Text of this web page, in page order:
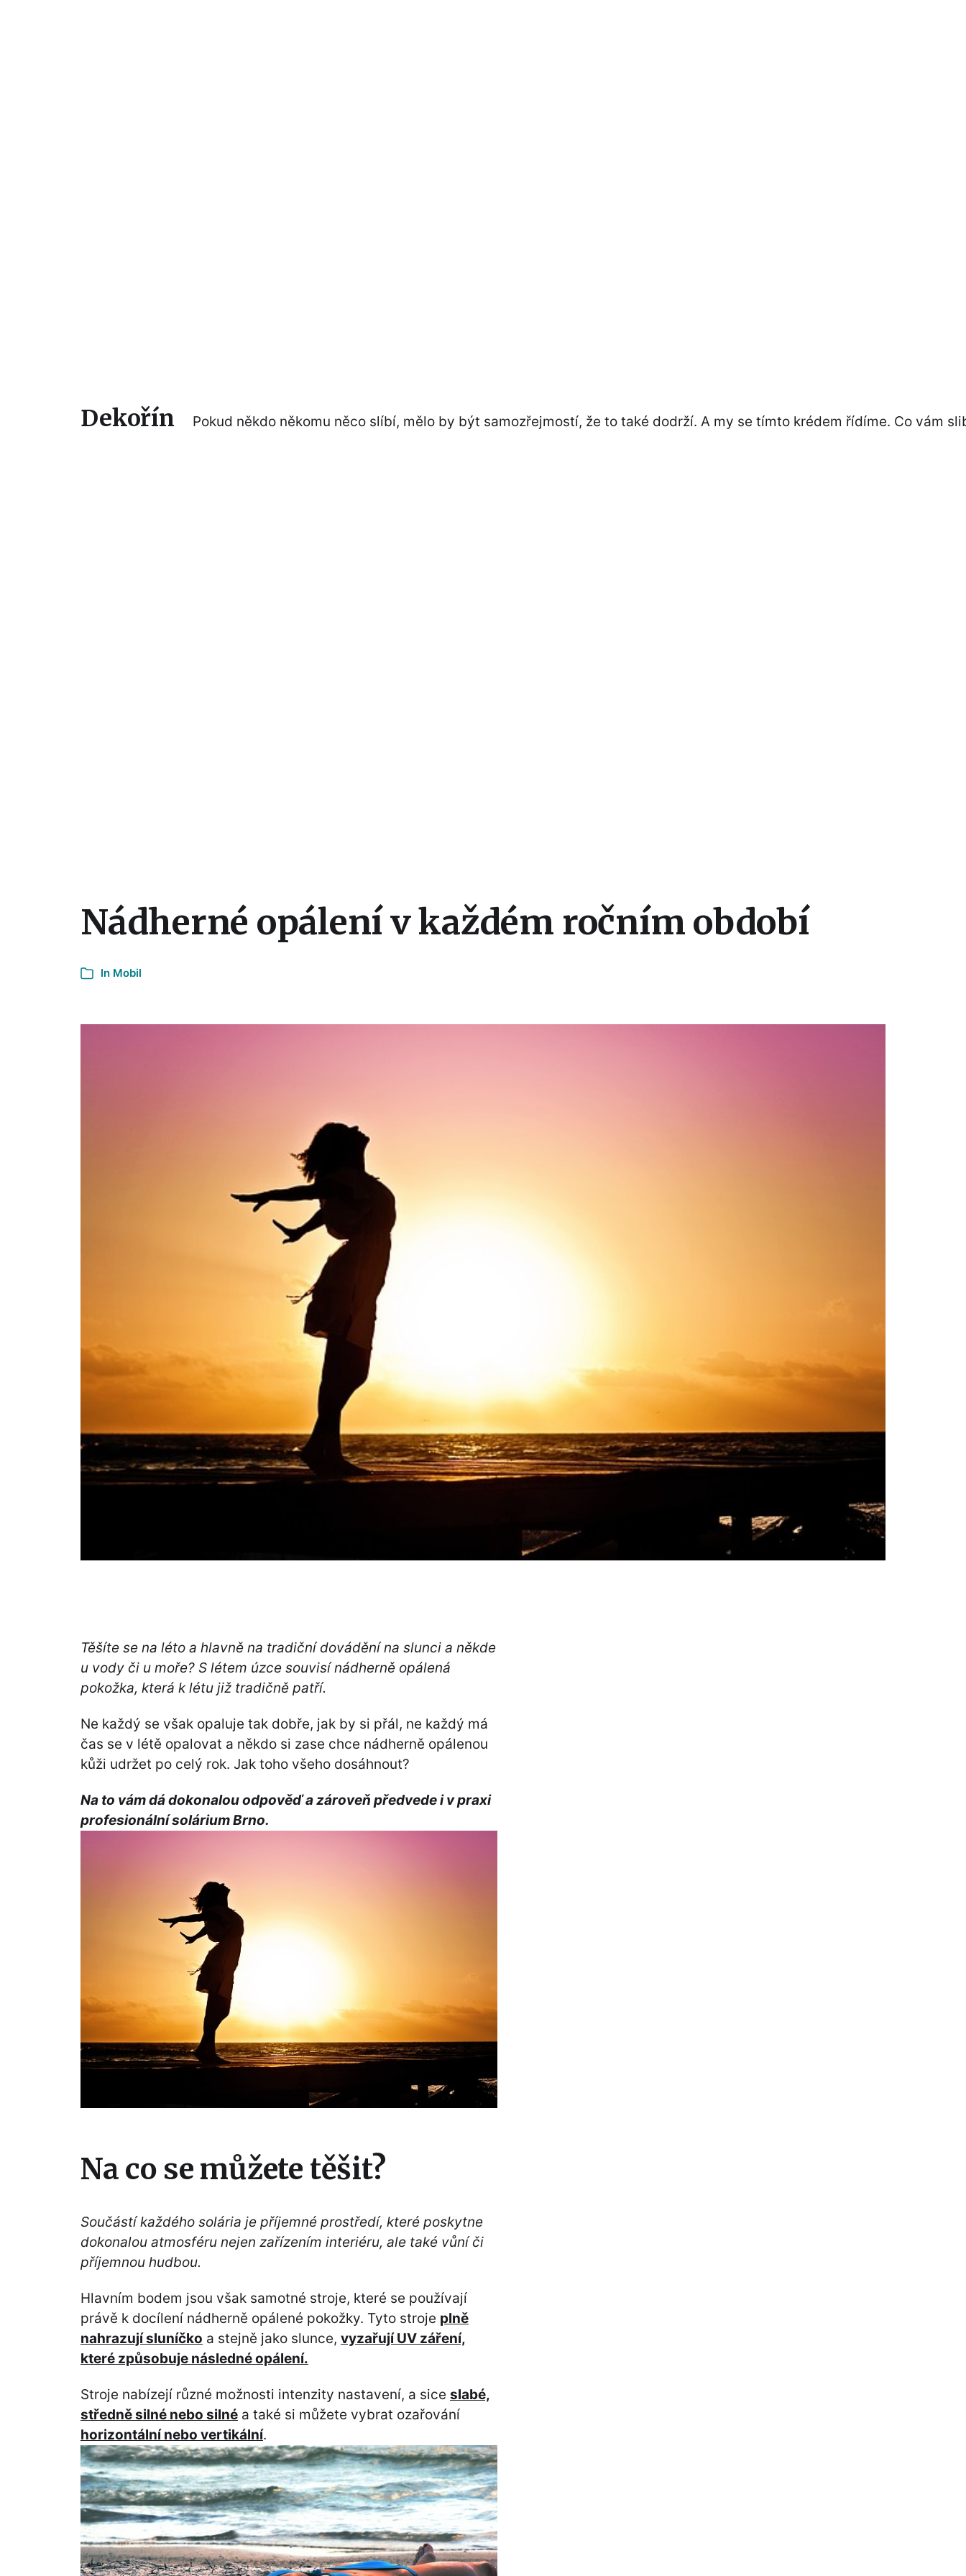
Dekořín Pokud někdo někomu něco slíbí, mělo by být samozřejmostí, že to také dodrží. A my se tímto krédem řídíme. Co vám
Nádherné opálení v každém ročním období
In Mobil
Těšíte se na léto a hlavně na tradiční dovádění na slunci a někde
u vody či u moře? S létem úzce souvisí nádherně opálená
pokožka, která k létu již tradičně patří.
Ne každý se však opaluje tak dobře, jak by si přál, ne každý má
čas se v létě opalovat a někdo si zase chce nádherně opálenou
kůži udržet po celý rok. Jak toho všeho dosáhnout?
Na to vám dá dokonalou odpověď a zároveň předvede i v praxi
profesionálnísolárium Brno.
Na co se můžete těšit?
Součástí každého solária je příjemné prostředí, které poskytne
dokonalou atmosféru nejen zařízením interiéru, ale také vůní či
příjemnou hudbou.
Hlavním bodem jsou však samotné stroje, které se používají
právě k docílení nádherně opálené pokožky. Tyto stroje plně
nahrazují sluníčko a stejně jako slunce, vyzařují UV záření,
které způsobuje následné opálení.
Stroje nabízejí různé možnosti intenzity nastavení, a sice slabé,
středně silné nebo silné a také si můžete vybrat ozařování
horizontální nebo vertikální.